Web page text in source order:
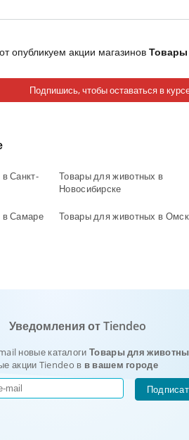
опубликуем акции магазинов
Подпишись, чтобы оставаться в
Санкт-
Товары для животных в
Новосибирске
в Самаре Товары для животных в
Уведомления от Tiendeo
новые каталоги Товары для
акции Tiendeo в в вашем городе